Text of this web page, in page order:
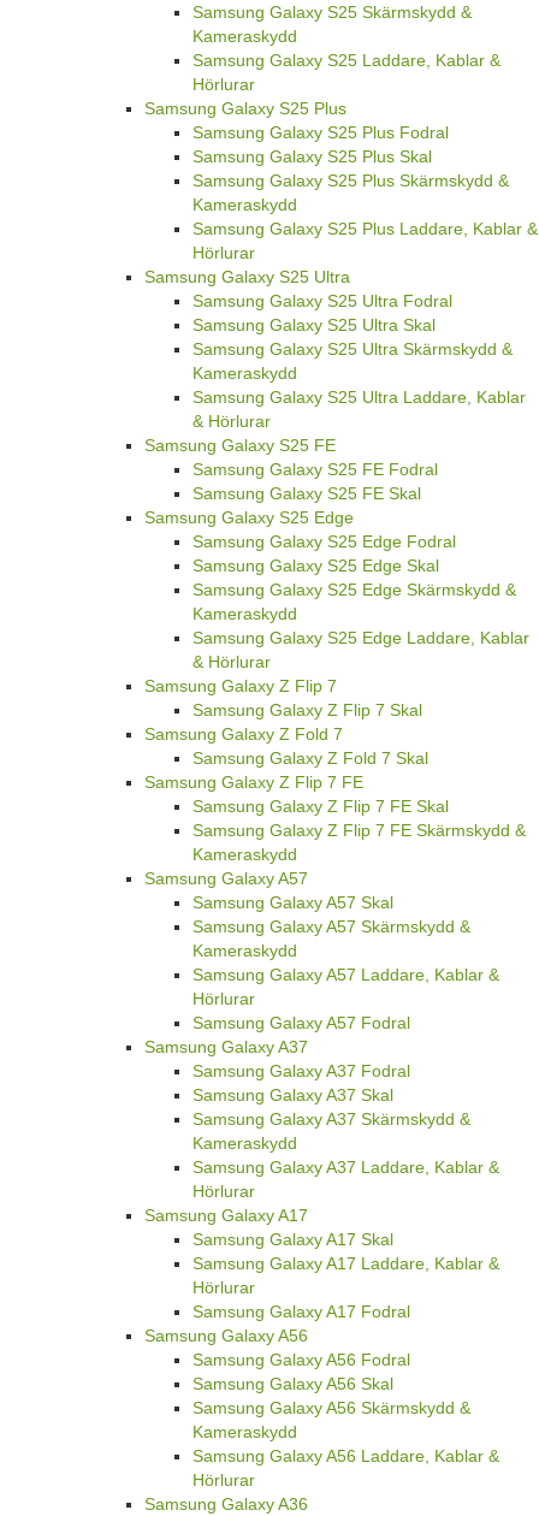
Samsung Galaxy S25 Skärmskydd &
Kameraskydd
Samsung Galaxy S25 Laddare, Kablar &
Hörlurar
Samsung Galaxy S25 Plus
Samsung Galaxy S25 Plus Fodral
Samsung Galaxy S25 Plus Skal
Samsung Galaxy S25 Plus Skärmskydd &
Kameraskydd
Samsung Galaxy S25 Plus Laddare, Kablar &
Hörlurar
Samsung Galaxy S25 Ultra
Samsung Galaxy S25 Ultra Fodral
Samsung Galaxy S25 Ultra Skal
Samsung Galaxy S25 Ultra Skärmskydd &
Kameraskydd
Samsung Galaxy S25 Ultra Laddare, Kablar
& Hörlurar
Samsung Galaxy S25 FE
Samsung Galaxy S25 FE Fodral
Samsung Galaxy S25 FE Skal
Samsung Galaxy S25 Edge
Samsung Galaxy S25 Edge Fodral
Samsung Galaxy S25 Edge Skal
Samsung Galaxy S25 Edge Skärmskydd &
Kameraskydd
Samsung Galaxy S25 Edge Laddare, Kablar
& Hörlurar
Samsung Galaxy Z Flip 7
Samsung Galaxy Z Flip 7 Skal
Samsung Galaxy Z Fold 7
Samsung Galaxy Z Fold 7 Skal
Samsung Galaxy Z Flip 7 FE
Samsung Galaxy Z Flip 7 FE Skal
Samsung Galaxy Z Flip 7 FE Skärmskydd &
Kameraskydd
Samsung Galaxy A57
Samsung Galaxy A57 Skal
Samsung Galaxy A57 Skärmskydd &
Kameraskydd
Samsung Galaxy A57 Laddare, Kablar &
Hörlurar
Samsung Galaxy A57 Fodral
Samsung Galaxy A37
Samsung Galaxy A37 Fodral
Samsung Galaxy A37 Skal
Samsung Galaxy A37 Skärmskydd &
Kameraskydd
Samsung Galaxy A37 Laddare, Kablar &
Hörlurar
Samsung Galaxy A17
Samsung Galaxy A17 Skal
Samsung Galaxy A17 Laddare, Kablar &
Hörlurar
Samsung Galaxy A17 Fodral
Samsung Galaxy A56
Samsung Galaxy A56 Fodral
Samsung Galaxy A56 Skal
Samsung Galaxy A56 Skärmskydd &
Kameraskydd
Samsung Galaxy A56 Laddare, Kablar &
Hörlurar
Samsung Galaxy A36